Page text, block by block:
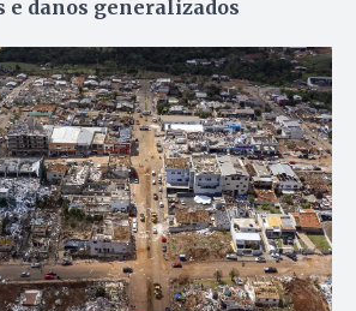
danos generalizados